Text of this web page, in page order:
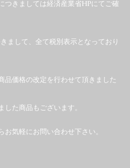
つきましては経済産業省HPにてご確
まして、全て税別表示となっており
品価格の改定を行わせて頂きました
した商品もございます。
お気軽にお問い合わせ下さい。